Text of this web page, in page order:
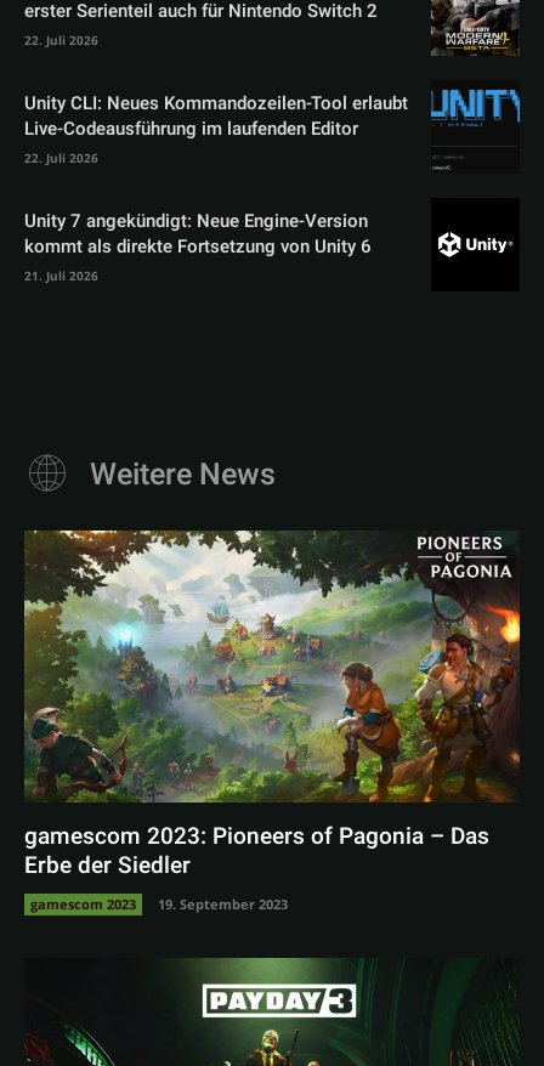
erster Serienteil auch für Nintendo Switch 2
22. Juli 2026
Unity CLI: Neues Kommandozeilen-Tool erlaubt
Live-Codeausführung im laufenden Editor
22. Juli 2026
Unity 7 angekündigt: Neue Engine-Version
kommt als direkte Fortsetzung von Unity 6
21. Juli 2026
Weitere News
gamescom 2023: Pioneers of Pagonia – Das
Erbe der Siedler
gamescom 2023 19. September 2023